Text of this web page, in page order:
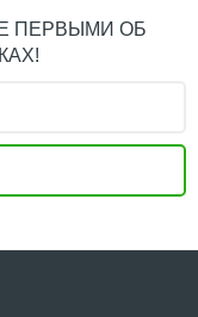
ПЕРВЫМИ ОБ